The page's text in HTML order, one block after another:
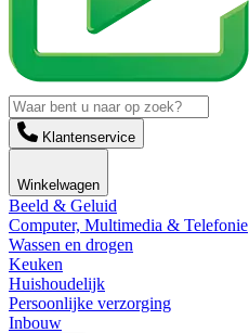
Klantenservice
Winkelwagen
Beeld & Geluid
Computer, Multimedia & Telefonie
Wassen en drogen
Keuken
Huishoudelijk
Persoonlijke verzorging
Inbouw